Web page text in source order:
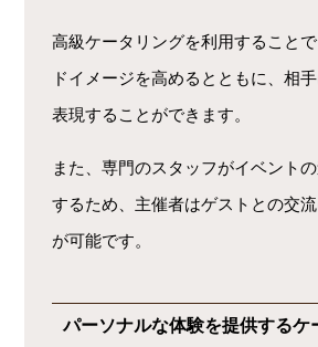
高級ケータリングを利用すること
ドイメージを高めるとともに、相
表現することができます。
また、専門のスタッフがイベント
するため、主催者はゲストとの交
が可能です。
パーソナルな体験を提供するケ